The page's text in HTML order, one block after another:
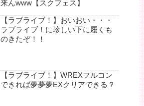
来んwww【スクフェス】
【ラブライブ！】おいおい・・・
ラブライブ！に珍しい下に履くも
のきたぞ！！
【ラブライブ！】WREXフルコン
できれば夢夢夢EXクリアできる？